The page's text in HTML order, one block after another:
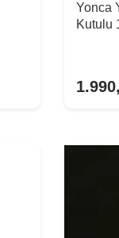
Yonca
Kutulu